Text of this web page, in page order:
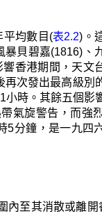
平均數目(表2.2)。
貝碧嘉(1816)、
香港期間，天文
次發出最高級別
時。其餘五個影
氣旋警告，而強
5分鐘，是一九四
內至其消散或離開